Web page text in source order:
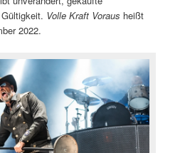
Volle Kraft Voraus heißt
2022.